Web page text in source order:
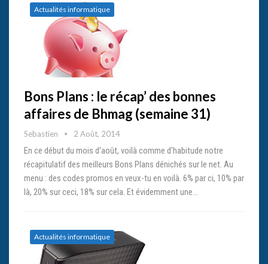
Actualités informatique
Bons Plans : le récap’ des bonnes
affaires de Bhmag (semaine 31)
Sebastien 2 Août, 2014
En ce début du mois d'août, voilà comme d'habitude notre
récapitulatif des meilleurs Bons Plans dénichés sur le net. Au
menu : des codes promos en veux-tu en voilà. 6% par ci, 10% par
là, 20% sur ceci, 18% sur cela. Et évidemment une…
Actualités informatique